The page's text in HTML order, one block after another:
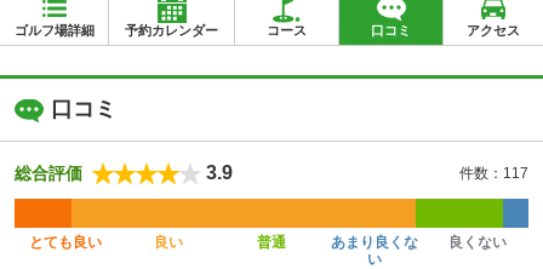
ゴルフ場詳細 予約カレンダー コース 口コミ アクセス
口コミ
総合評価 3.9 件数：117
とても良い 良い 普通
あまり良くな
い
良くない